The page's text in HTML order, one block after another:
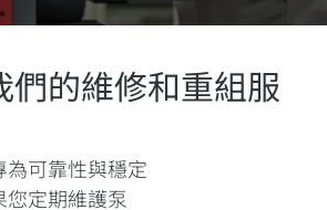
們的維修和重組服
可靠性與穩定
定期維護泵